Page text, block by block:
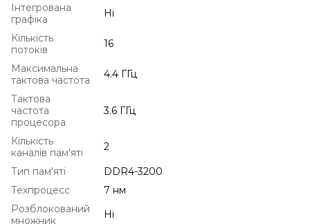
Інтегрована
графіка
Ні
Кількість
потоків
16
Максимальна
тактова частота
4.4 ГГц
Тактова
частота
процесора
3.6 ГГц
Кількість
каналів пам'яті
2
Тип пам'яті
DDR4-3200
Техпроцесс
7 нм
Розблокований
множник
Ні